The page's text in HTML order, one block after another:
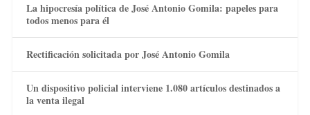
La hipocresía política de José Antonio Gomila: papeles para
todos menos para él
Rectificación solicitada por José Antonio Gomila
Un dispositivo policial interviene 1.080 artículos destinados a
la venta ilegal